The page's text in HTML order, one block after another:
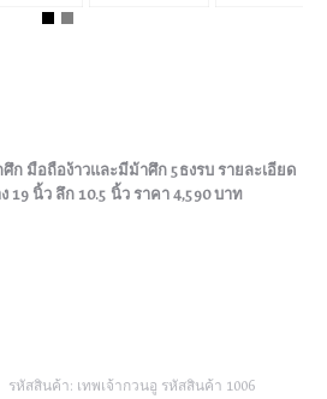
ก มือถือง้าวและมีม้าศึก 5ธงรบ รายละเอียด
19 นิ้ว ลึก 10.5 นิ้ว ราคา 4,590 บาท
รหัสสินค้า: เทพเจ้ากวนอู รหัสสินค้า 1006